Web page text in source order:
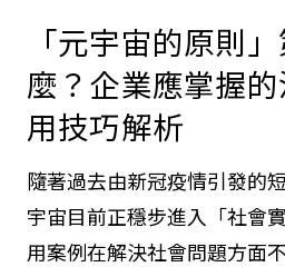
「元宇宙的原則
麼？企業應掌握
用技巧解析
隨著過去由新冠疫情引發的
宇宙目前正穩步進入「社會
用案例在解決社會問題方面